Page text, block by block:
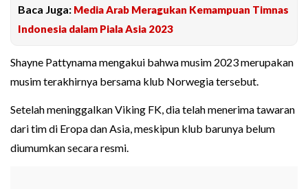
Baca Juga: Media Arab Meragukan Kemampuan Timnas
Indonesia dalam Piala Asia 2023
Shayne Pattynama mengakui bahwa musim 2023 merupakan
musim terakhirnya bersama klub Norwegia tersebut.
Setelah meninggalkan Viking FK, dia telah menerima tawaran
dari tim di Eropa dan Asia, meskipun klub barunya belum
diumumkan secara resmi.